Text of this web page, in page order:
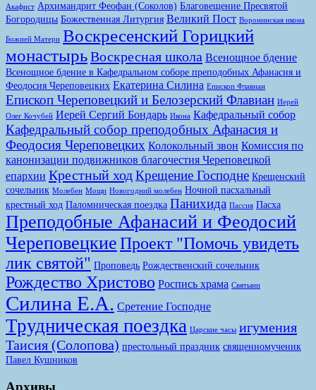
Акафист Архимандрит Феофан (Соколов) Благовещение Пресвятой
Богородицы Божественная Литургия Великий Пост Воронинская икона
Божией Матери Воскресенский Горицкий
монастырьВоскресная школа Всенощное бдение
Всенощное бдение в Кафедральном соборе преподобных Афанасия и
Феодосия Череповецких Екатерина Силина Епископ Флавиан
Епископ Череповецкий и Белозерский Флавиан Иерей
Олег Кочубей Иерей Сергий Бондарь Икона Кафедральный собор
Кафедральный собор преподобных Афанасия и
Феодосия Череповецких Колокольный звон Комиссия по
канонизации подвижников благочестия Череповецкой
епархии Крестный ходКрещение Господне Крещенский
сочельник Молебен Мощи Новогодний молебен Ночной пасхальный
крестный ход Паломническая поездка Панихида Пассия Пасха
Преподобные Афанасий и Феодосий
ЧереповецкиеПроект "Помочь увидеть
лик святой" Проповедь Рождественский сочельник
Рождество Христово Роспись храма Святыни
Силина Е.А. Сретение Господне
Трудническая поездка Царские часы игумения
Таисия (Солопова) престольный праздник священномученик
Павел Кушников
Архивы